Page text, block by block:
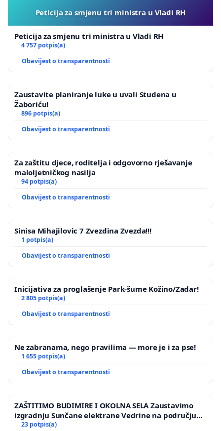
Peticija za smjenu tri ministra u Vladi RH
Peticija za smjenu tri ministra u Vladi RH
4 757 potpis(a)
Obavijest o transparentnosti
Zaustavite planiranje luke u uvali Studena u
Žaboriću!
896 potpis(a)
Obavijest o transparentnosti
Za zaštitu djece, roditelja i odgovorno rješavanje
maloljetničkog nasilja
94 potpis(a)
Obavijest o transparentnosti
Sinisa Mihajilovic 7 Zvezdina Zvezda!!!
1 potpis(a)
Obavijest o transparentnosti
Inicijativa za proglašenje Park-šume Kožino/Zadar!
2 805 potpis(a)
Obavijest o transparentnosti
Ne zabranama, nego pravilima — more je i za pse!
1 655 potpis(a)
Obavijest o transparentnosti
ZAŠTITIMO BUDIMIRE I OKOLNA SELA Zaustavimo
izgradnju Sunčane elektrane Vedrine na području
Ugljana
23 potpis(a)